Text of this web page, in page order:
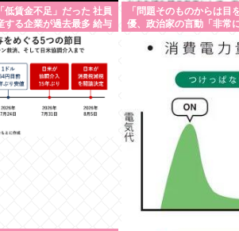
低賃金不足」だった 社員
する企業が過去最多 給与
「問題そのものからは
優、政治家の言動「非常